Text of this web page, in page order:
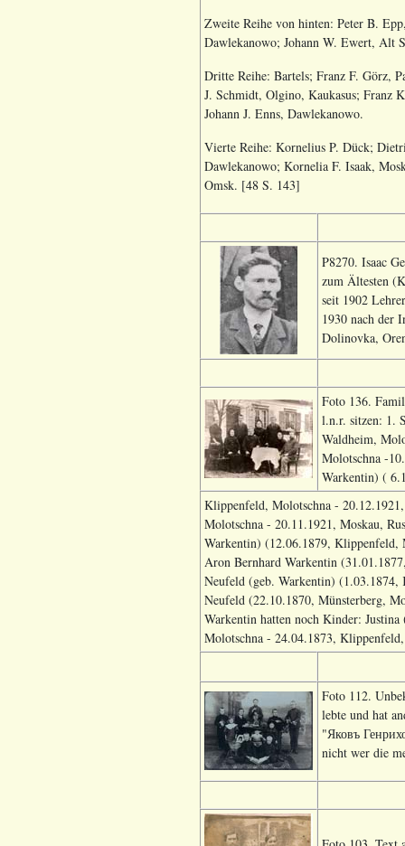
Zweite Reihe von hinten: Peter B.
Dawlekanowo; Johann W. Ewert, Alt
Dritte Reihe: Bartels; Franz F. Görz,
J. Schmidt, Olgino, Kaukasus; Franz
Johann J. Enns, Dawlekanowo.
Vierte Reihe: Kornelius P. Dück;
Dawlekanowo; Kornelia F. Isaak,
Omsk. [48 S. 143]
P8270. Isaac
zum Ältesten
seit 1902
1930 nach der
Dolinovka,
Foto 136.
l.n.r. sitzen: 1.
Waldheim,
Molotschna -
Warkentin) (
Klippenfeld, Molotschna -
Molotschna - 20.11.1921, Moskau,
Warkentin) (12.06.1879, Klippenfeld,
Aron Bernhard Warkentin
Neufeld (geb. Warkentin)
Neufeld (22.10.1870, Münsterberg,
Warkentin hatten noch Kinder:
Molotschna - 24.04.1873,
Foto 112.
lebte und hat
"Яковъ
nicht wer die